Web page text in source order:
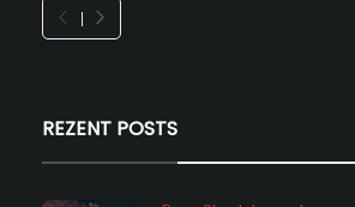
REZENT POSTS